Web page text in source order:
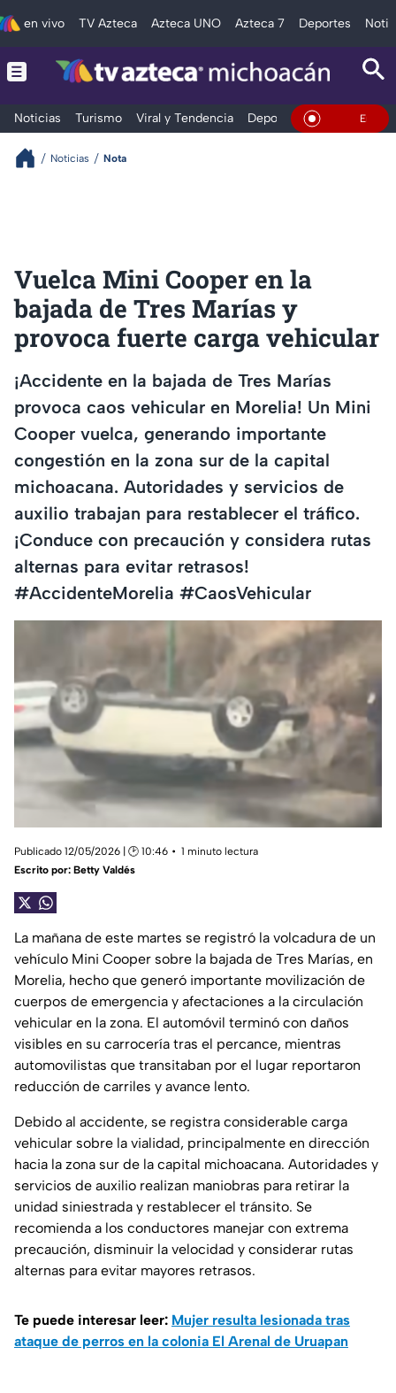
en vivo TV Azteca Azteca UNO Azteca 7 Deportes
Noticias Turismo Viral y Tendencia Deportes Espectáculos
En Vivo
Noticias Nota
Vuelca Mini Cooper en la
bajada de Tres Marías y
provoca fuerte carga vehicular
¡Accidente en la bajada de Tres Marías
provoca caos vehicular en Morelia! Un Mini
Cooper vuelca, generando importante
congestión en la zona sur de la capital
michoacana. Autoridades y servicios de
auxilio trabajan para restablecer el tráfico.
¡Conduce con precaución y considera rutas
alternas para evitar retrasos!
#AccidenteMorelia #CaosVehicular
Publicado 12/05/2026 | 🕑 10:46
1 minuto lectura
Escrito por: Betty Valdés
La mañana de este martes se registró la volcadura de un
vehículo Mini Cooper sobre la bajada de Tres Marías, en
Morelia, hecho que generó importante movilización de
cuerpos de emergencia y afectaciones a la circulación
vehicular en la zona. El automóvil terminó con daños
visibles en su carrocería tras el percance, mientras
automovilistas que transitaban por el lugar reportaron
reducción de carriles y avance lento.
Debido al accidente, se registra considerable carga
vehicular sobre la vialidad, principalmente en dirección
hacia la zona sur de la capital michoacana. Autoridades y
servicios de auxilio realizan maniobras para retirar la
unidad siniestrada y restablecer el tránsito. Se
recomienda a los conductores manejar con extrema
precaución, disminuir la velocidad y considerar rutas
alternas para evitar mayores retrasos.
Te puede interesar leer: Mujer resulta lesionada tras
ataque de perros en la colonia El Arenal de Uruapan